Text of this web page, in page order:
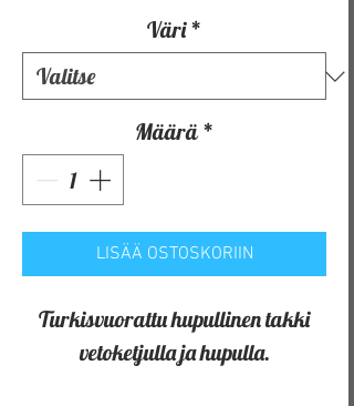
Väri *
Määrä *
LISÄÄ OSTOSKORIIN
Turkisvuorattu hupullinen takki
vetoketjulla ja hupulla.